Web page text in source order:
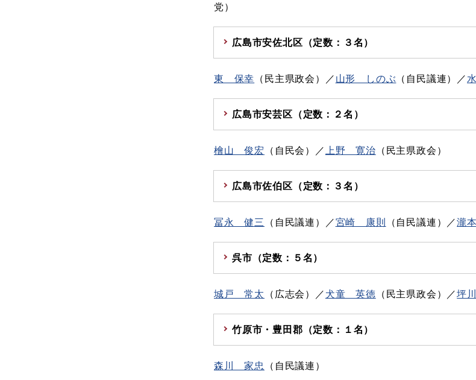
党）
広島市安佐北区（定数：３名）
東 保幸 （民主県政会）／山形 しのぶ （自民議連）／
広島市安芸区（定数：２名）
檜山 俊宏 （自民会）／上野 寛治 （民主県政会）​
広島市佐伯区（定数：３名）
冨永 健三 （自民議連）／​宮崎 康則 （自民議連）​／​​瀧
呉市（定数：５名）
城戸 常太 （広志会）／​​犬童 英徳 （民主県政会）／坪
竹原市・豊田郡（定数：１名）
森川 家忠 （自民議連）